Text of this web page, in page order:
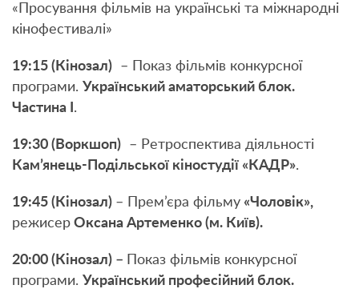
«Просування фільмів на українські та міжнародні
кінофестивалі»
19:15 (Кінозал) – Показ фільмів конкурсної
програми. Український аматорський блок.
Частина І .
19:30 (Воркшоп) – Ретроспектива діяльності
Кам’янець-Подільської кіностудії «КАДР».
19:45 (Кінозал) – Прем’єра фільму «Чоловік»,
режисер Оксана Артеменко (м. Київ).
20:00 (Кінозал) –
Показ фільмів конкурсної
програми. Український професійний блок.